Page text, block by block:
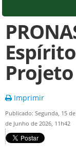
Projeto
Imprimir
Publicado: Segunda, 15
de Junho de 2026, 11h42